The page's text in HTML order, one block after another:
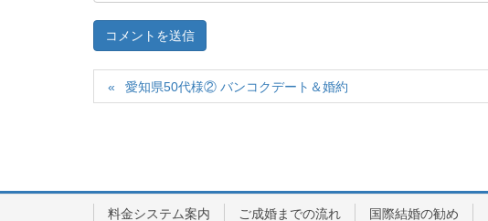
愛知県50代様② バンコクデート＆婚約
料金システム案内 ご成婚までの流れ 国際結婚の勧め